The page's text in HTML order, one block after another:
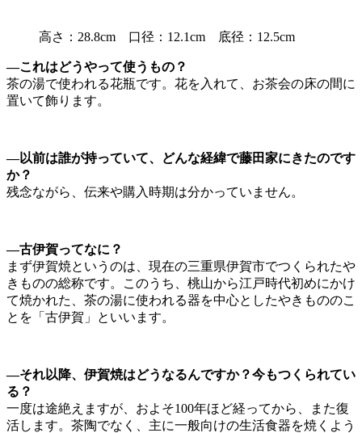
高さ：28.8cm 口径：12.1cm 底径：12.5cm
—これはどうやって使うもの？
茶の湯で使われる花瓶です。花を入れて、お茶会の床の間に
置いて飾ります。
—以前は誰が持っていて、どんな経緯で藤田家にきたのです
か？
残念ながら、伝来や購入時期は分かっていません。
—古伊賀ってなに？
まず伊賀焼というのは、現在の三重県伊賀市でつくられたや
きものの総称です。このうち、桃山から江戸時代初めにかけ
て焼かれた、茶の湯に使われる器を中心としたやきもののこ
とを「古伊賀」といいます。
—それ以降、伊賀焼はどうなるんですか？今もつくられてい
る？
一度は途絶えますが、およそ100年ほど経ってから、また復
活します。茶陶でなく、主に一般向けの生活食器を焼くよう